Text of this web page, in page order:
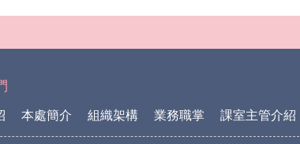
本處簡介 組織架構 業務職掌 課室主管介紹